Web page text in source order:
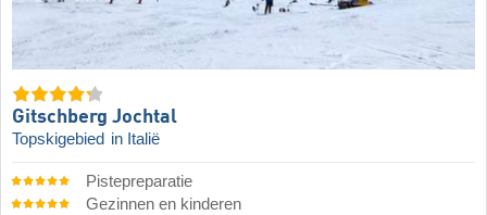
Gitschberg Jochtal
Topskigebied in Italië
Pistepreparatie
Gezinnen en kinderen